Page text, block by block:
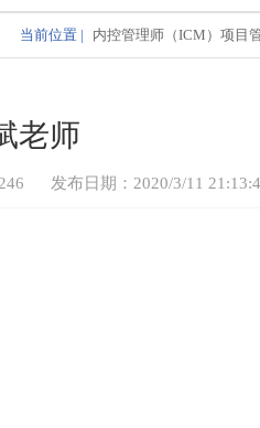
当前位置 | 内控管理师（ICM）项目
老师
发布日期：2020/3/11